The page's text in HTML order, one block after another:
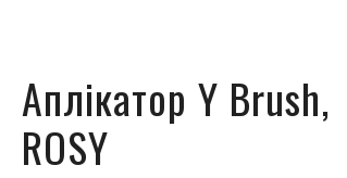
Аплікатор Y Brush,
ROSY